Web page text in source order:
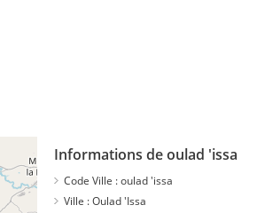
Informations de oulad 'issa
Code Ville :oulad 'issa
Ville :Oulad 'Issa